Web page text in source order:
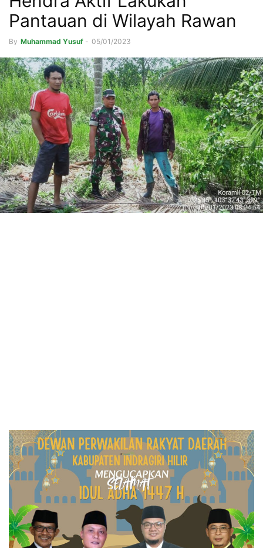
Pantauan di Wilayah Rawan
By Muhammad Yusuf - 05/01/2023